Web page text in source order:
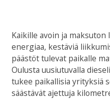
Kaikille avoin ja
energiaa, kestäviä
päästöt tulevat paikalle
Oulusta uusiutuvalla
tukee paikallisia yrityksiä
säästävät ajettuja